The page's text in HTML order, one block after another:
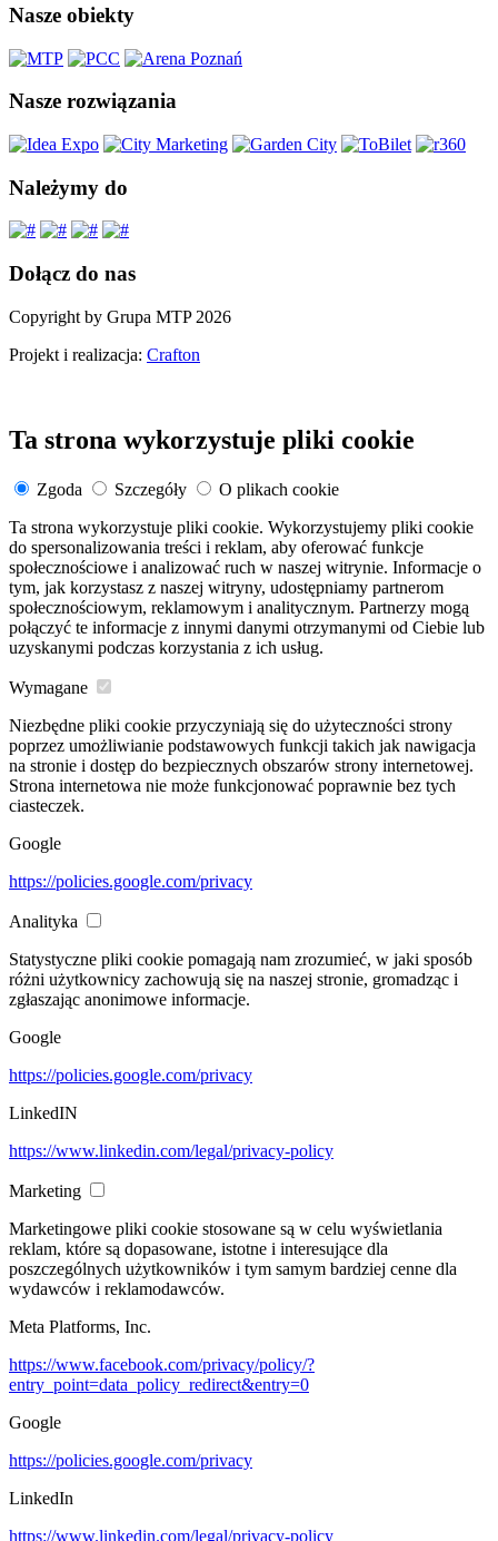
Nasze obiekty
Nasze rozwiązania
Należymy do
Dołącz do nas
Copyright by Grupa MTP 2026
Projekt i realizacja: Crafton
Ta strona wykorzystuje pliki cookie
Zgoda Szczegóły
O plikach cookie
Ta strona wykorzystuje pliki cookie. Wykorzystujemy pliki cookie
do spersonalizowania treści i reklam, aby oferować funkcje
społecznościowe i analizować ruch w naszej witrynie. Informacje o
tym, jak korzystasz z naszej witryny, udostępniamy partnerom
społecznościowym, reklamowym i analitycznym. Partnerzy mogą
połączyć te informacje z innymi danymi otrzymanymi od Ciebie lub
uzyskanymi podczas korzystania z ich usług.
Wymagane
Niezbędne pliki cookie przyczyniają się do użyteczności strony
poprzez umożliwianie podstawowych funkcji takich jak nawigacja
na stronie i dostęp do bezpiecznych obszarów strony internetowej.
Strona internetowa nie może funkcjonować poprawnie bez tych
ciasteczek.
Google
https://policies.google.com/privacy
Analityka
Statystyczne pliki cookie pomagają nam zrozumieć, w jaki sposób
różni użytkownicy zachowują się na naszej stronie, gromadząc i
zgłaszając anonimowe informacje.
Google
https://policies.google.com/privacy
LinkedIN
https://www.linkedin.com/legal/privacy-policy
Marketing
Marketingowe pliki cookie stosowane są w celu wyświetlania
reklam, które są dopasowane, istotne i interesujące dla
poszczególnych użytkowników i tym samym bardziej cenne dla
wydawców i reklamodawców.
Meta Platforms, Inc.
https://www.facebook.com/privacy/policy/?
entry_point=data_policy_redirect&entry=0
Google
https://policies.google.com/privacy
LinkedIn
https://www.linkedin.com/legal/privacy-policy